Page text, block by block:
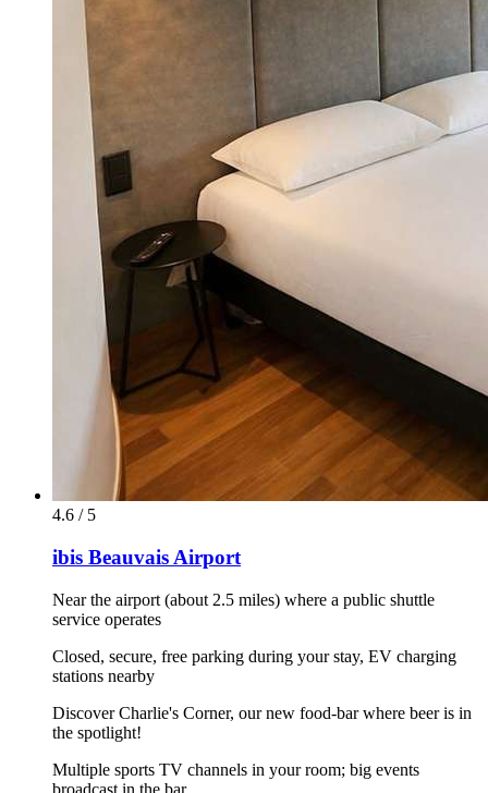
4.6 / 5
ibis Beauvais Airport
Near the airport (about 2.5 miles) where a public shuttle
service operates
Closed, secure, free parking during your stay, EV charging
stations nearby
Discover Charlie's Corner, our new food-bar where beer is in
the spotlight!
Multiple sports TV channels in your room; big events
broadcast in the bar